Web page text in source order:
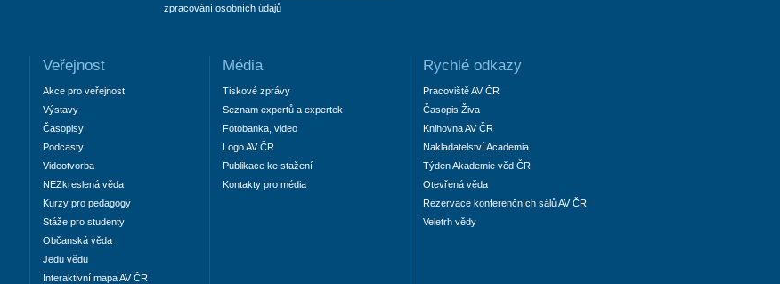
zpracování osobních údajů
Veřejnost
Akce pro veřejnost
Výstavy
Časopisy
Podcasty
Videotvorba
NEZkreslená věda
Kurzy pro pedagogy
Stáže pro studenty
Občanská věda
Jedu vědu
Interaktivní mapa AV ČR
Média
Tiskové zprávy
Seznam expertů a expertek
Fotobanka, video
Logo AV ČR
Publikace ke stažení
Kontakty pro média
Rychlé odkazy
Pracoviště AV ČR
Časopis Živa
Knihovna AV ČR
Nakladatelství Academia
Týden Akademie věd ČR
Otevřená věda
Rezervace konferenčních sálů AV ČR
Veletrh vědy